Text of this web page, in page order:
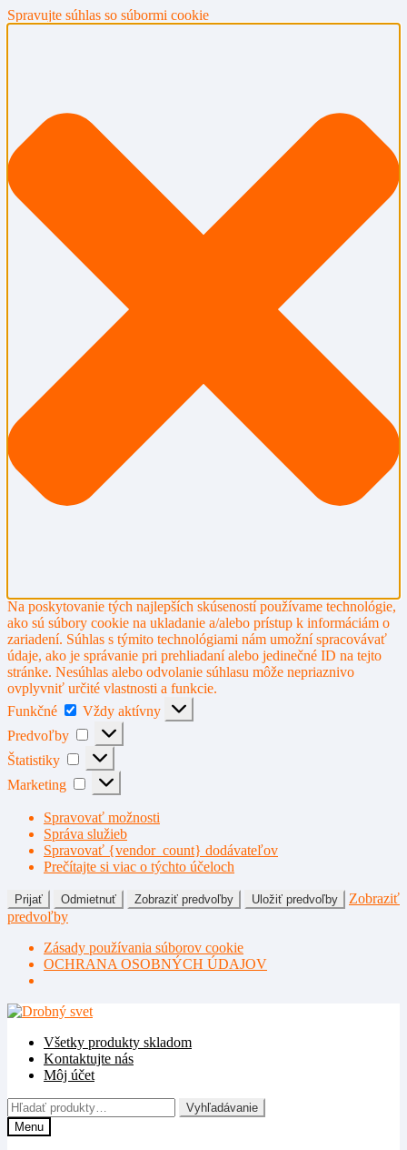
Spravujte súhlas so súbormi cookie
Na poskytovanie tých najlepších skúseností používame technológie,
ako sú súbory cookie na ukladanie a/alebo prístup k informáciám o
zariadení. Súhlas s týmito technológiami nám umožní spracovávať
údaje, ako je správanie pri prehliadaní alebo jedinečné ID na tejto
stránke. Nesúhlas alebo odvolanie súhlasu môže nepriaznivo
ovplyvniť určité vlastnosti a funkcie.
Funkčné
Funkčné
Vždy aktívny
Predvoľby
Predvoľby
Štatistiky Štatistiky
Marketing Marketing
Spravovať možnosti
Správa služieb
Spravovať {vendor_count} dodávateľov
Prečítajte si viac o týchto účeloch
Prijať Odmietnuť Zobraziť predvoľby Uložiť predvoľby
Zobraziť
predvoľby
Zásady používania súborov cookie
OCHRANA OSOBNÝCH ÚDAJOV
Preskočiť
navigáciu
Preskočiť
obsah
Všetky produkty skladom
Kontaktujte nás
Môj účet
Hľadať:
Vyhľadávanie
Menu